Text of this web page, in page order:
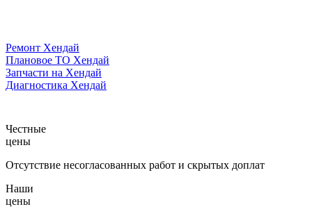
Ремонт Хендай
Плановое ТО Хендай
Запчасти на Хендай
Диагностика Хендай
Честные
цены
Отсутствие несогласованных работ и скрытых доплат
Наши
цены